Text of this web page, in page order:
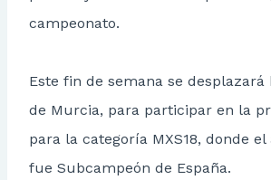
campeonato.
Este fin de semana se desplazará
de Murcia, para participar en la
para la categoría MXS18, donde el
fue Subcampeón de España.